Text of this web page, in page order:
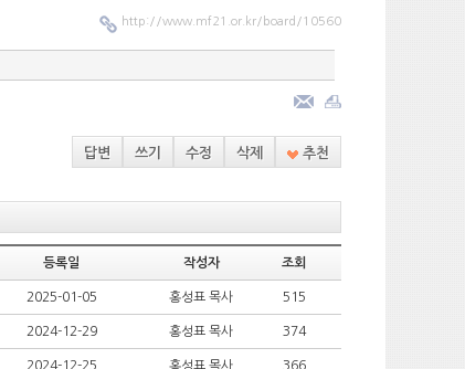
http://www.mf21.or.kr/board/10560
답변 쓰기 수정 삭제 추천
등록일 작성자 조회
2025-01-05 홍성표 목사 515
2024-12-29 홍성표 목사 374
2024-12-25 홍성표 목사 366